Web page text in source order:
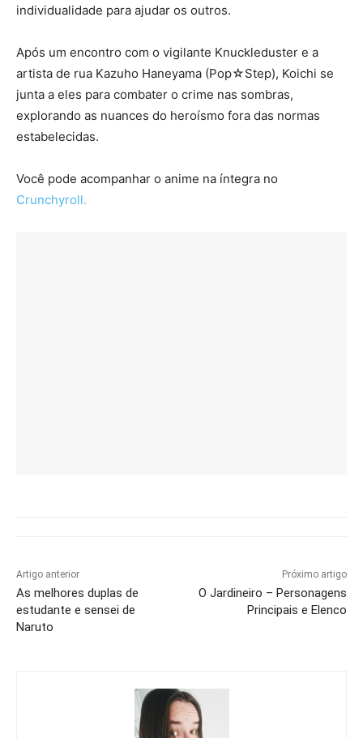
individualidade para ajudar os outros.
Após um encontro com o vigilante Knuckleduster e a
artista de rua Kazuho Haneyama (Pop☆Step), Koichi se
junta a eles para combater o crime nas sombras,
explorando as nuances do heroísmo fora das normas
estabelecidas.
Você pode acompanhar o anime na íntegra no
Crunchyroll.
Artigo anterior
As melhores duplas de
estudante e sensei de
Naruto
Próximo artigo
O Jardineiro – Personagens
Principais e Elenco